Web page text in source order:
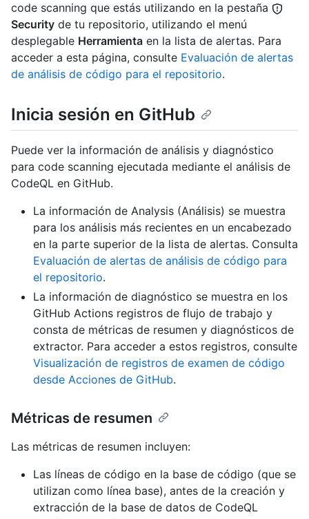
code scanning que estás utilizando en la pestaña
Security de tu repositorio, utilizando el menú
desplegable Herramienta en la lista de alertas. Para
acceder a esta página, consulte Evaluación de alertas
de análisis de código para el repositorio.
Inicia sesión en GitHub
Puede ver la información de análisis y diagnóstico
para code scanning ejecutada mediante el análisis de
CodeQL en GitHub.
La información de Analysis (Análisis) se muestra
para los análisis más recientes en un encabezado
en la parte superior de la lista de alertas. Consulta
Evaluación de alertas de análisis de código para
el repositorio.
La información de diagnóstico se muestra en los
GitHub Actions registros de flujo de trabajo y
consta de métricas de resumen y diagnósticos de
extractor. Para acceder a estos registros, consulte
Visualización de registros de examen de código
desde Acciones de GitHub.
Métricas de resumen
Las métricas de resumen incluyen:
Las líneas de código en la base de código (que se
utilizan como línea base), antes de la creación y
extracción de la base de datos de CodeQL